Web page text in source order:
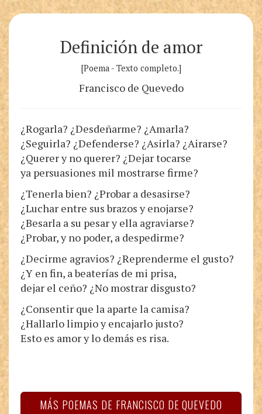
Definición de amor
[Poema - Texto completo.]
Francisco de Quevedo
¿Rogarla? ¿Desdeñarme? ¿Amarla?
¿Seguirla? ¿Defenderse? ¿Asirla? ¿Airarse?
¿Querer y no querer? ¿Dejar tocarse
ya persuasiones mil mostrarse firme?
¿Tenerla bien? ¿Probar a desasirse?
¿Luchar entre sus brazos y enojarse?
¿Besarla a su pesar y ella agraviarse?
¿Probar, y no poder, a despedirme?
¿Decirme agravios? ¿Reprenderme el gusto?
¿Y en fin, a beaterías de mi prisa,
dejar el ceño? ¿No mostrar disgusto?
¿Consentir que la aparte la camisa?
¿Hallarlo limpio y encajarlo justo?
Esto es amor y lo demás es risa.
MÁS POEMAS DE FRANCISCO DE QUEVEDO